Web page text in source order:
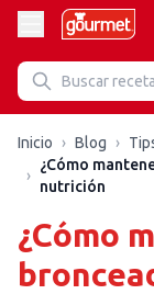
Inicio › Blog ›
›
¿Cómo
nutrición
¿Cómo